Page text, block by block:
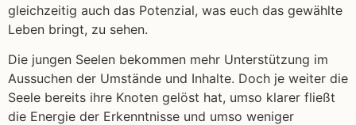
gleichzeitig auch das Potenzial, was euch das gewählte
Leben bringt, zu sehen.
Die jungen Seelen bekommen mehr Unterstützung im
Aussuchen der Umstände und Inhalte. Doch je weiter die
Seele bereits ihre Knoten gelöst hat, umso klarer fließt
die Energie der Erkenntnisse und umso weniger